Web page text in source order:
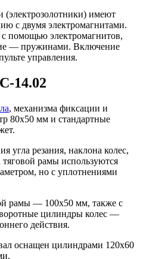
(электрозолотники) имеют
с двумя электромагнитами.
помощью электромагнитов,
— пружинами. Включение
управления.
14.02
, механизма фиксации и
80х50 мм и стандартные
угла резания, наклона колес,
рамы используются
но с уплотнениями
рамы — 100х50 мм, также с
цилиндры колес —
действия.
оснащен цилиндрами 120х60